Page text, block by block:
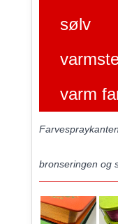
sølv
varm
bronseringen og